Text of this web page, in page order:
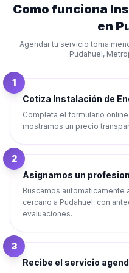
Como funciona
en
Agendar tu servicio toma
Pudahuel,
1
Cotiza Instalación de
Completa el formulario
mostramos un precio
2
Asignamos un
Buscamos
cercano a Pudahuel, con
evaluaciones.
3
Recibe el servicio